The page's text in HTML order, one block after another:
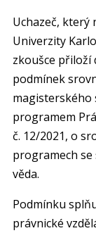
Uchazeč, který
Univerzity
zkoušce
podmínek
programem
č. 12/2021, o
programech
věda.
Podmínku
právnické